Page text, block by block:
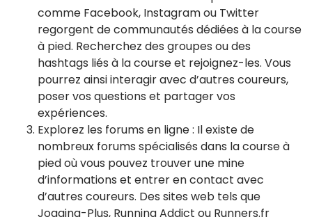
comme Facebook, Instagram ou Twitter
regorgent de communautés dédiées à la course
à pied. Recherchez des groupes ou des
hashtags liés à la course et rejoignez-les. Vous
pourrez ainsi interagir avec d’autres coureurs,
poser vos questions et partager vos
expériences.
Explorez les forums en ligne : Il existe de
nombreux forums spécialisés dans la course à
pied où vous pouvez trouver une mine
d’informations et entrer en contact avec
d’autres coureurs. Des sites web tels que
Jogging-Plus, Running Addict ou Runners.fr